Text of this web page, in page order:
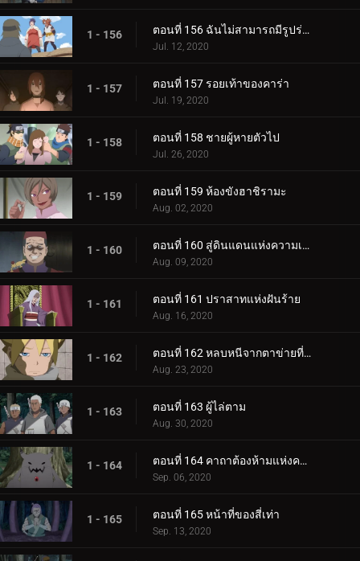
1 - 156 ตอนที่ 156 ฉันไม่สามารถมีรูปร่างผอมเพรียวได้
Jul. 12, 2020
1 - 157 ตอนที่ 157 รอยเท้าของคาร่า
Jul. 19, 2020
1 - 158 ตอนที่ 158 ชายผู้หายตัวไป
Jul. 26, 2020
1 - 159 ตอนที่ 159 ห้องขังฮาชิรามะ
Aug. 02, 2020
1 - 160 ตอนที่ 160 สู่ดินแดนแห่งความเงียบงัน
Aug. 09, 2020
1 - 161 ตอนที่ 161 ปราสาทแห่งฝันร้าย
Aug. 16, 2020
1 - 162 ตอนที่ 162 หลบหนีจากตาข่ายที่กระชับ
Aug. 23, 2020
1 - 163 ตอนที่ 163 ผู้ไล่ตาม
Aug. 30, 2020
1 - 164 ตอนที่ 164 คาถาต้องห้ามแห่งความตาย
Sep. 06, 2020
1 - 165 ตอนที่ 165 หน้าที่ของสี่เท่า
Sep. 13, 2020